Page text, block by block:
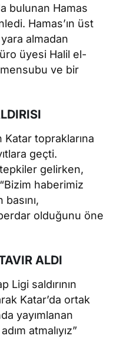
bulunan Hamas
Hamas’ın üst
almadan
üyesi Halil el-
ve bir
Katar topraklarına
geçti.
gelirken,
haberimiz
olduğunu öne
ALDI
Ligi saldırının
Katar’da ortak
yayımlanan
atmalıyız”